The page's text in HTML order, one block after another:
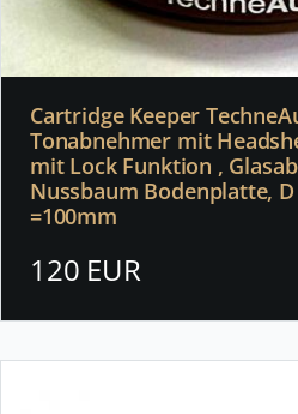
Cartridge Keeper
Tonabnehmer mit
mit Lock Funktion ,
Nussbaum Bodenplatte,
=100mm
120 EUR